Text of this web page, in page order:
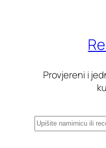
Provjereni i
Pretraga